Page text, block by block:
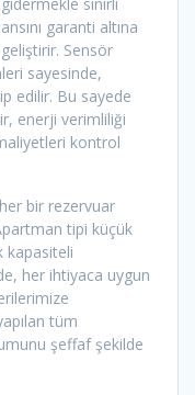
garanti altına
Sensör
sayesinde,
edilir. Bu sayede
enerji verimliliği
kontrol
bir rezervuar
tipi küçük
kapasiteli
her ihtiyaca uygun
tüm
şeffaf şekilde